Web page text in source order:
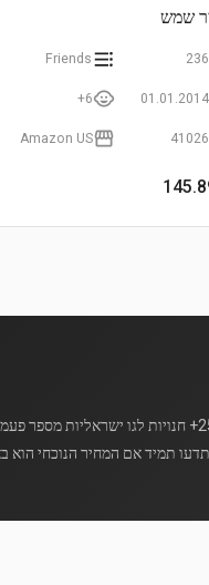
שמש
236
Friends
01.01.2014
6+
41026
Amazon US
תמיד אם המחיר הנוכחי